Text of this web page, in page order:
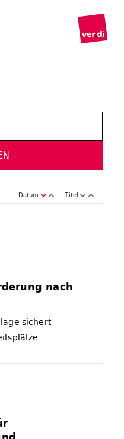
Datum Titel
nach
sichert